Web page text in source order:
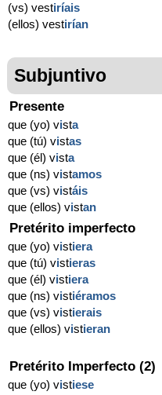
(vs) vestiríais
(ellos) vestirían
Subjuntivo
Presente
que (yo) vista
que (tú) vistas
que (él) vista
que (ns) vistamos
que (vs) vistáis
que (ellos) vistan
Pretérito imperfecto
que (yo) vistiera
que (tú) vistieras
que (él) vistiera
que (ns) vistiéramos
que (vs) vistierais
que (ellos) vistieran
Pretérito Imperfecto (2)
que (yo) vistiese